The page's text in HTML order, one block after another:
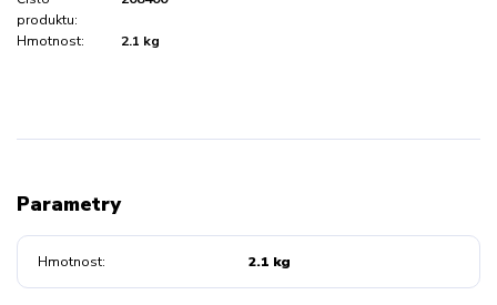
produktu:
Hmotnost: 2.1 kg
Parametry
Hmotnost 2.1 kg